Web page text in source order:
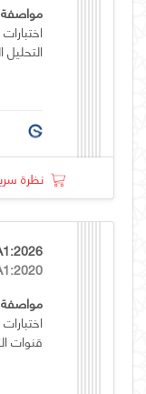
مواصفة
التحليل
نظرة
مواصفة
قنوات